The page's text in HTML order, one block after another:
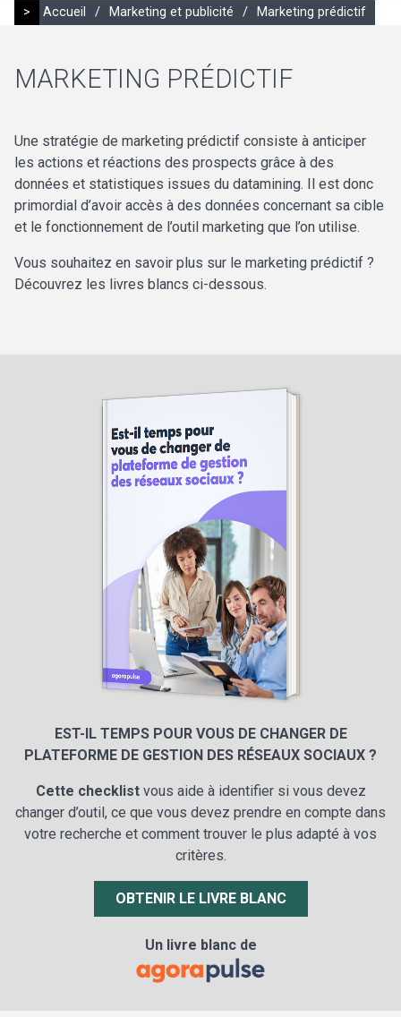
> Accueil / Marketing et publicité / Marketing prédictif
MARKETING PRÉDICTIF
Une stratégie de marketing prédictif consiste à anticiper
les actions et réactions des prospects grâce à des
données et statistiques issues du datamining. Il est donc
primordial d’avoir accès à des données concernant sa cible
et le fonctionnement de l’outil marketing que l’on utilise.
Vous souhaitez en savoir plus sur le marketing prédictif ?
Découvrez les livres blancs ci-dessous.
EST-IL TEMPS POUR VOUS DE CHANGER DE
PLATEFORME DE GESTION DES RÉSEAUX SOCIAUX ?
Cette checklistvous aide à identifier si vous devez
changer d’outil, ce que vous devez prendre en compte dans
votre recherche et comment trouver le plus adapté à vos
critères.
OBTENIR LE LIVRE BLANC
Un livre blanc de